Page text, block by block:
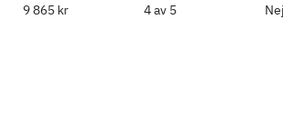
9 865 kr
4 av 5
Nej